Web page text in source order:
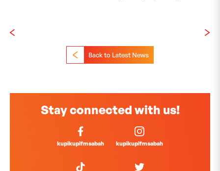
Back to Latest News
Stay connected with us!
kupikupifmsabah kupikupifmsabah